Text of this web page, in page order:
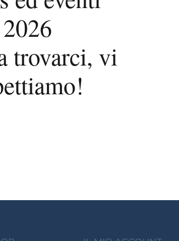
2026
trovarci, vi